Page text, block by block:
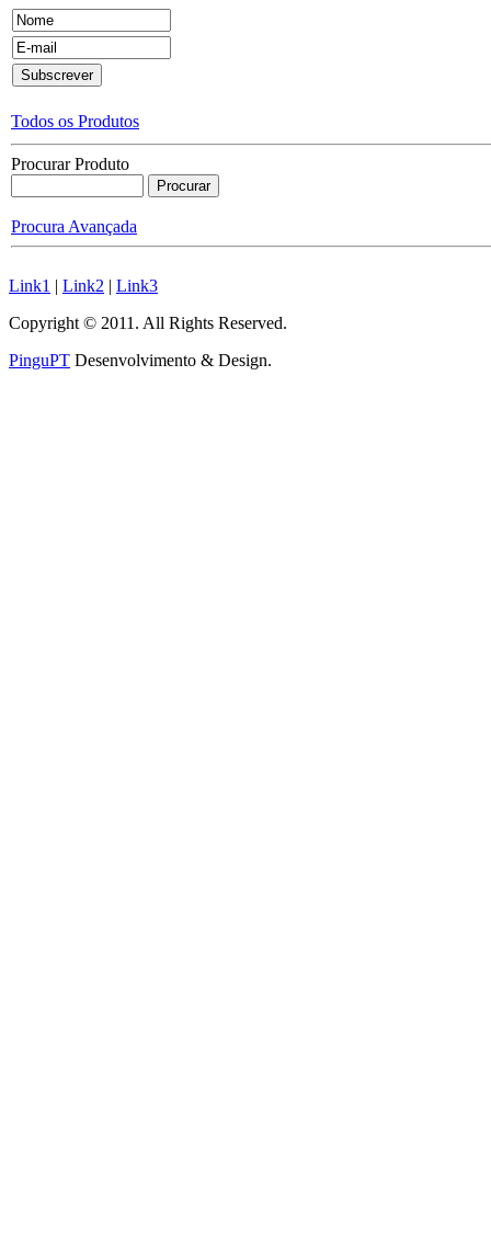
Todos os Produtos
Procurar Produto
Procura Avançada
Link1 | Link2 | Link3
Copyright © 2011. All Rights Reserved.
PinguPT Desenvolvimento & Design.